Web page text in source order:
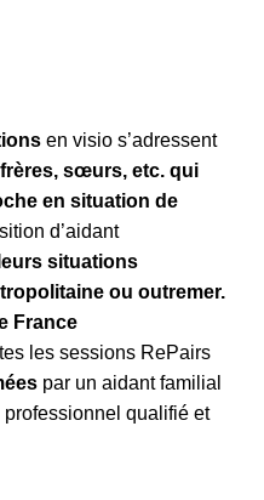
en visio s’adressent
sœurs, etc. qui
en situation de
d’aidant
situations
ou outremer.
France
les sessions RePairs
par un aidant familial
qualifié et